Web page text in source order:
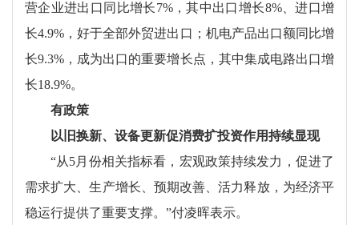
营企业进出口同比增长7%，其中出口增长8%、进口增
长4.9%，好于全部外贸进出口；机电产品出口额同比增
长9.3%，成为出口的重要增长点，其中集成电路出口增
长18.9%。
有政策
以旧换新、设备更新促消费扩投资作用持续显现
“从5月份相关指标看，宏观政策持续发力，促进了
需求扩大、生产增长、预期改善、活力释放，为经济平
稳运行提供了重要支撑。”付凌晖表示。